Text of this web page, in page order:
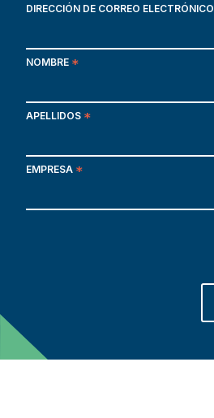
DIRECCIÓN DE CORREO ELECTRÓNICO
NOMBRE *
APELLIDOS *
EMPRESA *